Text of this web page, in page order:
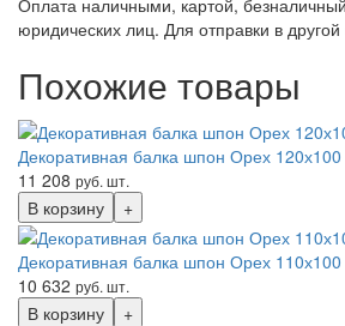
Оплата наличными, картой,
юридических лиц. Для отправки в
Похожие товары
Декоративная балка шпон Орех
11 208 руб. шт.
В корзину +
Декоративная балка шпон Орех
10 632 руб. шт.
В корзину +